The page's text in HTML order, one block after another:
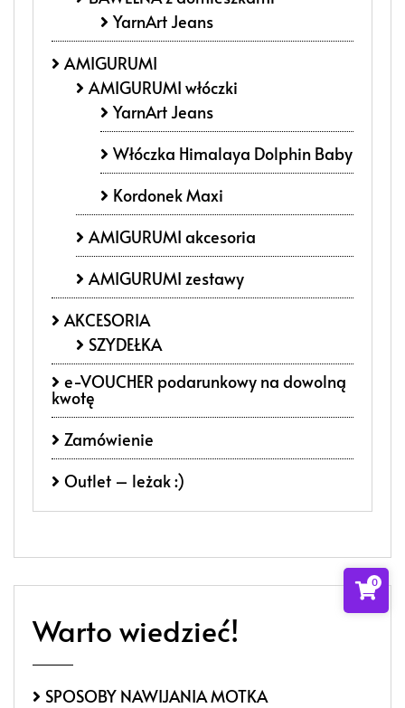
YarnArt Jeans
AMIGURUMI
AMIGURUMI włóczki
YarnArt Jeans
Włóczka Himalaya Dolphin Baby
Kordonek Maxi
AMIGURUMI akcesoria
AMIGURUMI zestawy
AKCESORIA
SZYDEŁKA
e-VOUCHER podarunkowy na dowolną
kwotę
Zamówienie
Outlet – leżak :)
Warto wiedzieć!
SPOSOBY NAWIJANIA MOTKA
0